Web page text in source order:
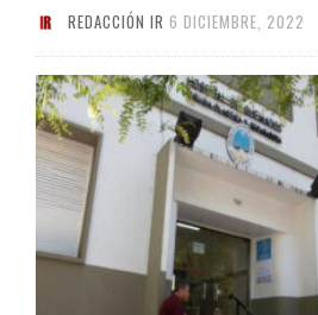
REDACCIÓN IR 6 DICIEMBRE, 2022